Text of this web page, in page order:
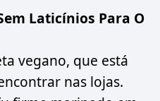
Laticínios Para O
vegano, que está
nas lojas.